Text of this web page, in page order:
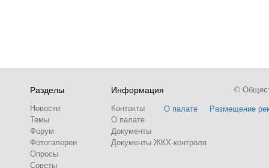
Разделы
Новости
Темы
Форум
Фотогалереи
Опросы
Советы
Информация
Контакты
О палате
Документы
Документы ЖКХ-контроля
О палате Размещение
©